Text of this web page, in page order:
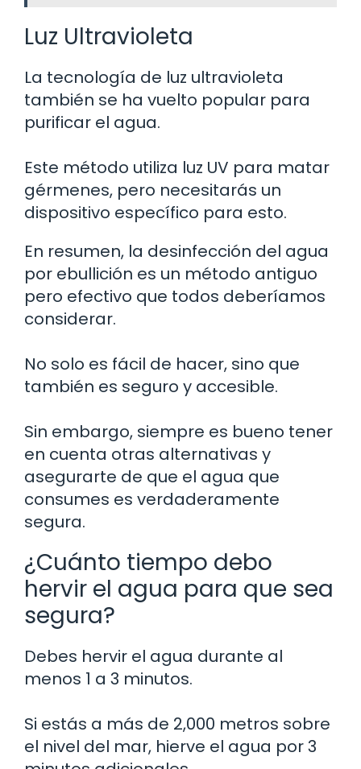
Luz Ultravioleta
La tecnología de luz ultravioleta
también se ha vuelto popular para
purificar el agua.
Este método utiliza luz UV para matar
gérmenes, pero necesitarás un
dispositivo específico para esto.
En resumen, la desinfección del agua
por ebullición es un método antiguo
pero efectivo que todos deberíamos
considerar.
No solo es fácil de hacer, sino que
también es seguro y accesible.
Sin embargo, siempre es bueno tener
en cuenta otras alternativas y
asegurarte de que el agua que
consumes es verdaderamente
segura.
¿Cuánto tiempo debo
hervir el agua para que sea
segura?
Debes hervir el agua durante al
menos 1 a 3 minutos.
Si estás a más de 2,000 metros sobre
el nivel del mar, hierve el agua por 3